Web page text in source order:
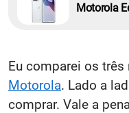
Motorola
Eu comparei os
Motorola. Lado a
comprar. Vale a